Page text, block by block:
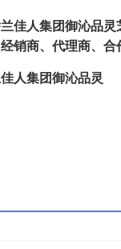
人集团御沁品灵